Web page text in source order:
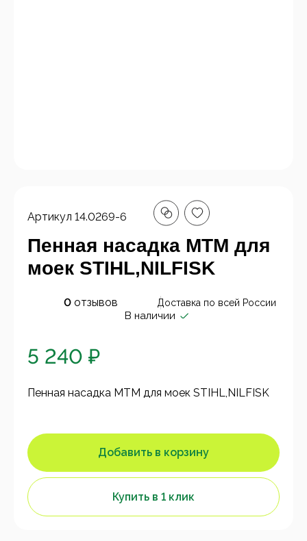
Артикул 14.0269-6
Пенная насадка MTM для
моек STIHL,NILFISK
0отзывов Доставка по всей России
В наличии
5 240 ₽
Пенная насадка MTM для моек STIHL,NILFISK
Добавить в корзину
Купить в 1 клик